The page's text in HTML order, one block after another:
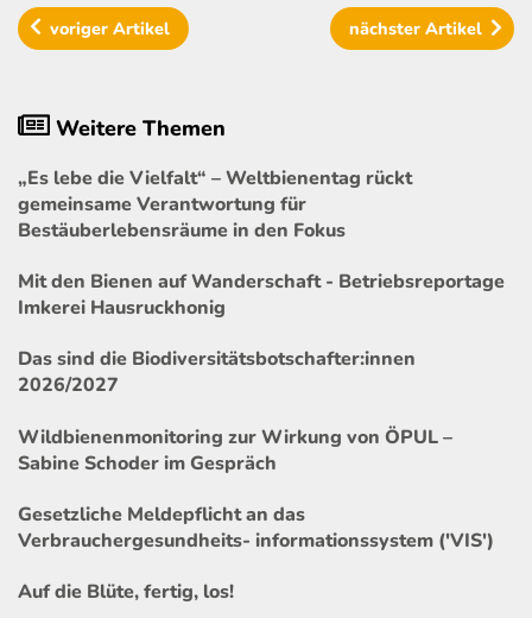
vorigerArtikel nächster Artikel
Weitere Themen
„Es lebe die Vielfalt“ – Weltbienentag rückt
gemeinsame Verantwortung für
Bestäuberlebensräume in den Fokus
Mit den Bienen auf Wanderschaft - Betriebsreportage
Imkerei Hausruckhonig
Das sind die Biodiversitätsbotschafter:innen
2026/2027
Wildbienenmonitoring zur Wirkung von ÖPUL –
Sabine Schoder im Gespräch
Gesetzliche Meldepflicht an das
Verbrauchergesundheits- informationssystem ('VIS')
Auf die Blüte, fertig, los!